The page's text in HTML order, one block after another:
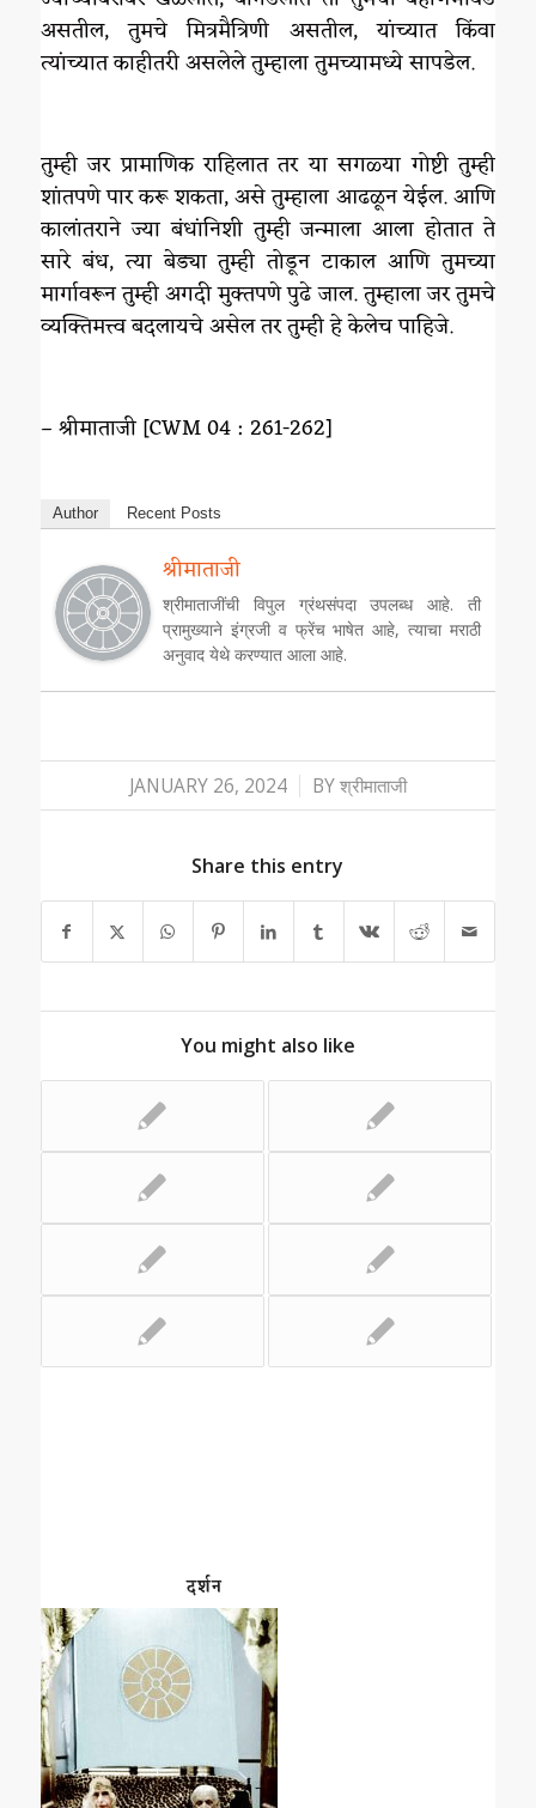
असतील, तुमचे मित्रमैत्रिणी असतील, यांच्यात किंवा
त्यांच्यात काहीतरी असलेले तुम्हाला तुमच्यामध्ये सापडेल.
तुम्ही जर प्रामाणिक राहिलात तर या सगळ्या गोष्टी तुम्ही
शांतपणे पार करू शकता, असे तुम्हाला आढळून येईल. आणि
कालांतराने ज्या बंधांनिशी तुम्ही जन्माला आला होतात ते
सारे बंध, त्या बेड्या तुम्ही तोडून टाकाल आणि तुमच्या
मार्गावरून तुम्ही अगदी मुक्तपणे पुढे जाल. तुम्हाला जर तुमचे
व्यक्तिमत्त्व बदलायचे असेल तर तुम्ही हे केलेच पाहिजे.
– श्रीमाताजी [CWM 04 : 261-262]
Author Recent Posts
श्रीमाताजी
श्रीमाताजींची विपुल ग्रंथसंपदा उपलब्ध आहे. ती
प्रामुख्याने इंग्रजी व फ्रेंच भाषेत आहे, त्याचा मराठी
अनुवाद येथे करण्यात आला आहे.
JANUARY 26, 2024
/ BYश्रीमाताजी
Share this entry
You might also like
दर्शन